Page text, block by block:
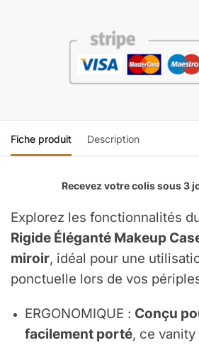
Fiche produit Description
Recevez votre colis sous 3
Explorez les fonctionnalités
Rigide Éléganté Makeup
miroir, idéal pour une
ponctuelle lors de vos
ERGONOMIQUE : Conçu
facilement porté, ce vanity